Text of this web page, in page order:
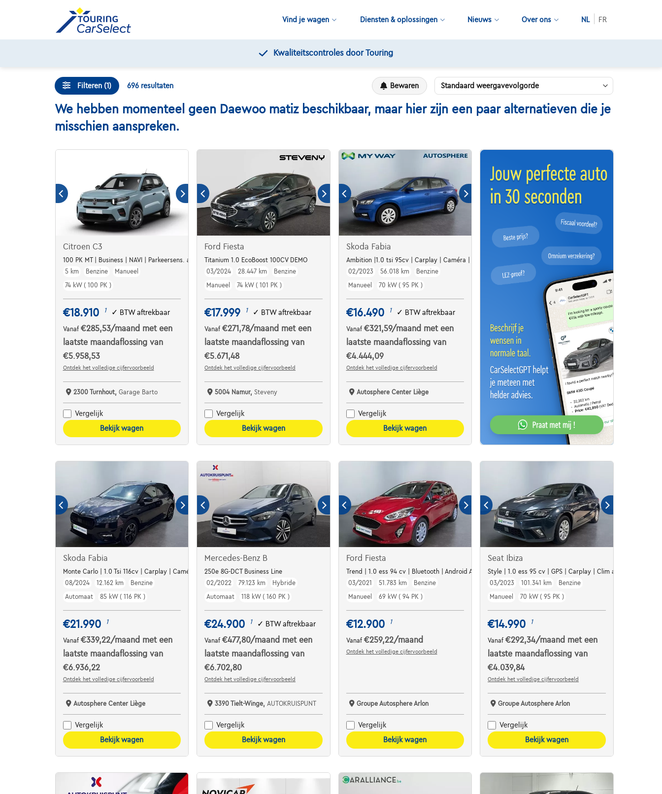
Vind je wagen Diensten & oplossingen Nieuws Over ons NL FR
Kwaliteitscontroles door Touring
Filteren (1) 696 resultaten Bewaren
We hebben momenteel geen Daewoo matiz beschikbaar, maar hier zijn een paar alternatieven die je
misschien aanspreken.
Citroen C3
100 PK MT | Business | NAVI | Parkeersens. a | Airco | Apple Carplay | Cruise contr. | ...
5 km
Benzine
Manueel
74 kW ( 100 PK )
€18.910 1 ✓ BTW aftrekbaar
Vanaf €285,53/maand met een
laatste maandaflossing van
€5.958,53
Ontdek het volledige cijfervoorbeeld
2300 Turnhout, Garage Barto
Vergelijk
Bekijk wagen
Ford Fiesta
Titanium 1.0 EcoBoost 100CV DEMO
03/2024
28.447 km
Benzine
Manueel
74 kW ( 101 PK )
€17.999 1 ✓ BTW aftrekbaar
Vanaf€271,78/maand met een
laatste maandaflossing van
€5.671,48
Ontdek het volledige cijfervoorbeeld
5004 Namur,Steveny
Vergelijk
Bekijk wagen
Skoda Fabia
Ambition |1.0 tsi 95cv | Carplay | Caméra | Capteurs Ar | Clim auto
02/2023
56.018 km
Benzine
Manueel
70 kW ( 95 PK )
€16.490 1 ✓ BTW aftrekbaar
Vanaf €321,59/maand met een
laatste maandaflossing van
€4.444,09
Ontdek het volledige cijfervoorbeeld
Autosphere Center Liège
Vergelijk
Bekijk wagen
Skoda Fabia
Monte Carlo | 1.0 Tsi 116cv | Carplay | Caméra | Bluetooth | Capteurs Av and Arr
08/2024
12.162 km
Benzine
Automaat
85 kW ( 116 PK )
€21.990 1
Vanaf €339,22/maand met een
laatste maandaflossing van
€6.936,22
Ontdek het volledige cijfervoorbeeld
Autosphere Center Liège
Vergelijk
Bekijk wagen
Mercedes-Benz B
250e 8G-DCT Business Line
02/2022
79.123 km
Hybride
Automaat
118 kW ( 160 PK )
€24.900 1 ✓ BTW aftrekbaar
Vanaf€477,80/maand met een
laatste maandaflossing van
€6.702,80
Ontdek het volledige cijfervoorbeeld
3390 Tielt-Winge, AUTOKRUISPUNT
Vergelijk
Bekijk wagen
Ford Fiesta
Trend | 1.0 ess 94 cv | Bluetooth | Android Auto | Capteurs AR | Vitres electriques
03/2021
51.783 km
Benzine
Manueel
69 kW ( 94 PK )
€12.900 1
Vanaf €259,22/maand
Ontdek het volledige cijfervoorbeeld
Groupe Autosphere Arlon
Vergelijk
Bekijk wagen
Seat Ibiza
Style | 1.0 ess 95 cv | GPS | Carplay | Clim auto | Bips arr
03/2023
101.341 km
Benzine
Manueel
70 kW ( 95 PK )
€14.990 1
Vanaf€292,34/maand met een
laatste maandaflossing van
€4.039,84
Ontdek het volledige cijfervoorbeeld
Groupe Autosphere Arlon
Vergelijk
Bekijk wagen